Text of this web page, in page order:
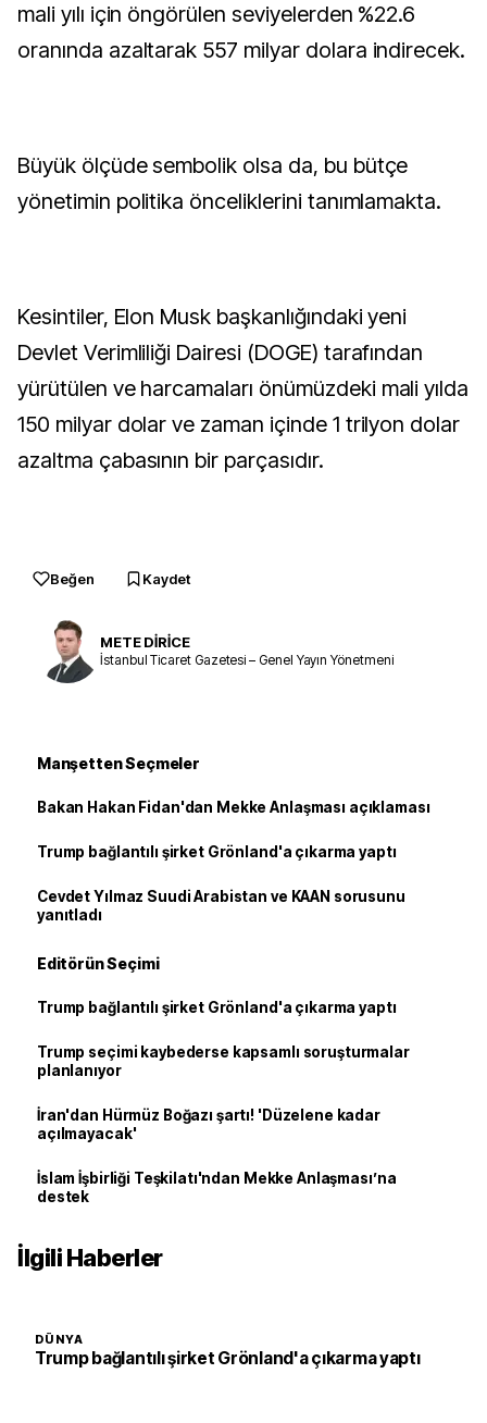
mali yılı için öngörülen seviyelerden %22.6
oranında azaltarak 557 milyar dolara indirecek.
Büyük ölçüde sembolik olsa da, bu bütçe
yönetimin politika önceliklerini tanımlamakta.
Kesintiler, Elon Musk başkanlığındaki yeni
Devlet Verimliliği Dairesi (DOGE) tarafından
yürütülen ve harcamaları önümüzdeki mali yılda
150 milyar dolar ve zaman içinde 1 trilyon dolar
azaltma çabasının bir parçasıdır.
Beğen Kaydet
METE DİRİCE
İstanbul Ticaret Gazetesi – Genel Yayın Yönetmeni
Manşetten Seçmeler
Bakan Hakan Fidan'dan Mekke Anlaşması açıklaması
Trump bağlantılı şirket Grönland'a çıkarma yaptı
Cevdet Yılmaz Suudi Arabistan ve KAAN sorusunu
yanıtladı
Editörün Seçimi
Trump bağlantılı şirket Grönland'a çıkarma yaptı
Trump seçimi kaybederse kapsamlı soruşturmalar
planlanıyor
İran'dan Hürmüz Boğazı şartı! 'Düzelene kadar
açılmayacak'
İslam İşbirliği Teşkilatı'ndan Mekke Anlaşması’na
destek
İlgili Haberler
DÜNYA
Trump bağlantılı şirket Grönland'a çıkarma yaptı